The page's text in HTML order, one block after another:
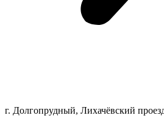
г. Долгопрудный, Лихачёвский